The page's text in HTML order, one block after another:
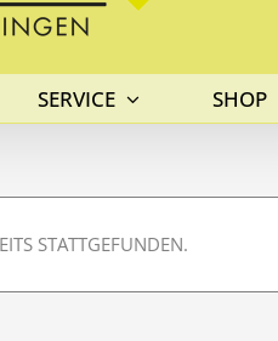
SERVICE SHOP
STATTGEFUNDEN.